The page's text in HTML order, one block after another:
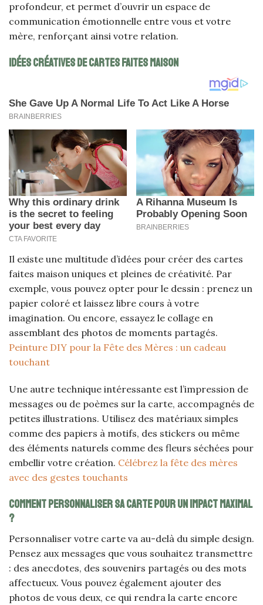
profondeur, et permet d’ouvrir un espace de
communication émotionnelle entre vous et votre
mère, renforçant ainsi votre relation.
Idées créatives de cartes faites maison
Il existe une multitude d’idées pour créer des cartes
faites maison uniques et pleines de créativité. Par
exemple, vous pouvez opter pour le dessin : prenez un
papier coloré et laissez libre cours à votre
imagination. Ou encore, essayez le collage en
assemblant des photos de moments partagés.
Peinture DIY pour la Fête des Mères : un cadeau
touchant
Une autre technique intéressante est l’impression de
messages ou de poèmes sur la carte, accompagnés de
petites illustrations. Utilisez des matériaux simples
comme des papiers à motifs, des stickers ou même
des éléments naturels comme des fleurs séchées pour
embellir votre création. Célébrez la fête des mères
avec des gestes touchants
Comment personnaliser sa carte pour un impact maximal
?
Personnaliser votre carte va au-delà du simple design.
Pensez aux messages que vous souhaitez transmettre
: des anecdotes, des souvenirs partagés ou des mots
affectueux. Vous pouvez également ajouter des
photos de vous deux, ce qui rendra la carte encore